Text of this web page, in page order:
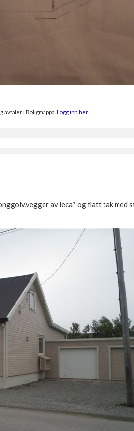
avtaler i Boligmappa. Logg inn her
av leca? og flatt tak med